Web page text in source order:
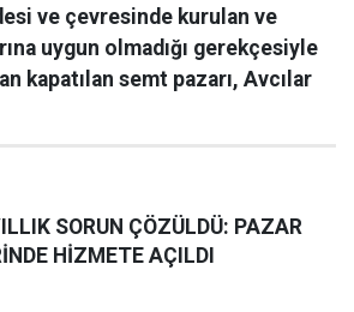
ve çevresinde kurulan ve
uygun olmadığı gerekçesiyle
kapatılan semt pazarı, Avcılar
SORUN ÇÖZÜLDÜ: PAZAR
HİZMETE AÇILDI